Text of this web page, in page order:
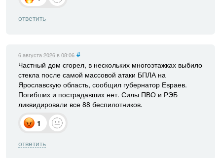
ответить
6 августа 2026 в 08:06 #
Частный дом сгорел, в нескольких многоэтажках выбило
стекла после самой массовой атаки БПЛА на
Ярославскую область, сообщил губернатор Евраев.
Погибших и пострадавших нет. Силы ПВО и РЭБ
ликвидировали все 88 беспилотников.
1
ответить